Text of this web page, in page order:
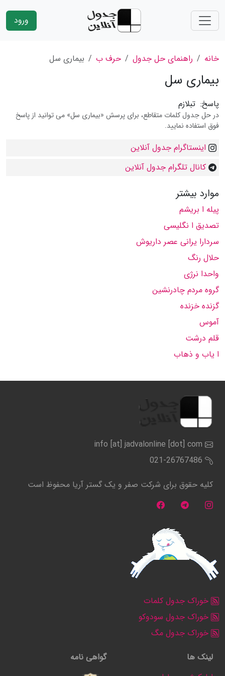
ورود
خانه راهنمای حل جدول حرف ب بیماری سل
بیماری سل
پاسخ: تبلازم
در حل جدول کلمات متقاطع، برای پرسش «بیماری سل» می توانید از پاسخ
فوق استفاده نمایید.
اینستاگرام جدول آنلاین
کانال تلگرام جدول آنلاین
موارد بیشتر
پیله ا بریشم
تصدیق ا نگلیسی
سردارا یرانی عصر داریوش
حلال رنگ
واحدا نرژی
گروه مردم چادرنشین
گزنده خزنده
آموس
قلم درشت
ا یاب و ذهاب
info [at] jadvalonline [dot] com
021-26767486
کلیه حقوق برای شرکت صفر و یک گستر آریا محفوظ است
خوراک جدول کلمات
خوراک جدول سودوکو
خوراک جدول مگ
لینک ها
گواهی نامه